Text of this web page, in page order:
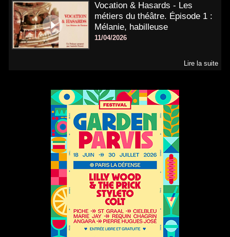
Vocation & Hasards - Les
métiers du théâtre. Épisode 1 :
Mélanie, habilleuse
11/04/2026
Lire la suite